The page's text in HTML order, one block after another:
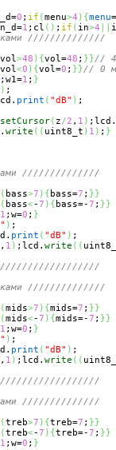
0 ; if (menu>4 ) {menu=
1 ;cl ( ) ; if ( in>4
//////////////
vol>48 ) {vol=48 ; }}//
vol<0 ) {vol=0 ; }}// 0
;w1=1 ; }
) ;
print ( "dB" ) ;
setCursor( z/2 , 1 ) ;lcd.
write ( ( uint8_t ) 1 ) ; }
//////////////
( bass>7 ) { bass=7 ; }}
( bass<-7 ) { bass=-7 ; }}
1 ;w=0 ; }
) ;
print ( "dB" ) ;
, 1 ) ;lcd. write ( (
//////////////
(mids>7 ) {mids=7 ; }}
(mids<-7 ) {mids=-7 ; }}
1 ;w=0 ; }
) ;
print ( "dB" ) ;
, 1 ) ;lcd. write ( (
//////////////
(treb>7 ) {treb=7 ; }}
(treb<-7 ) {treb=-7 ; }}
1 ;w=0 ; }